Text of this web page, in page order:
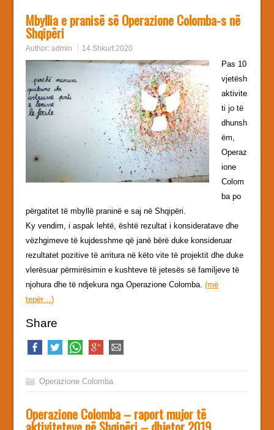
Mbyllia e pranisë së Operazione Colomba-s në
Shqipëri
Author:admin 14 Shkurt 2020
Pas 10
vjetësh
aktivite
ti jo të
dhunsh
ëm,
Operaz
ione
Colom
ba po
përgatitet të mbyllë praninë e saj në Shqipëri.
Ky vendim, i aspak lehtë, është rezultat i konsideratave dhe
vëzhgimeve të kujdesshme që janë bërë duke konsideruar
rezultatet pozitive të arritura në këto vite të projektit dhe duke
vlerësuar përmirësimin e kushteve të jetesës së familjeve të
njohura dhe të ndjekura nga Operazione Colomba.(më
tepër…)
Share
Operazione Colomba
Operazione Colomba – raport mujor të